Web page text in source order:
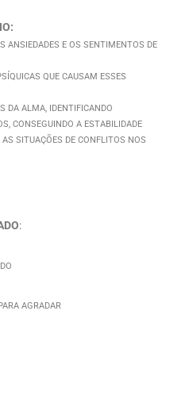
ANSIEDADES E OS SENTIMENTOS DE
QUE CAUSAM ESSES
DA ALMA, IDENTIFICANDO
CONSEGUINDO A ESTABILIDADE
SITUAÇÕES DE CONFLITOS NOS
:
AGRADAR